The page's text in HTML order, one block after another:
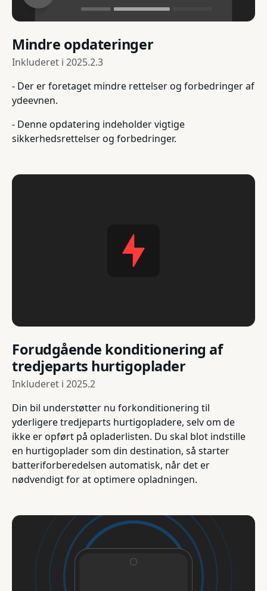
Mindre opdateringer
Inkluderet i 2025.2.3
- Der er foretaget mindre rettelser og forbedringer af
ydeevnen.
- Denne opdatering indeholder vigtige
sikkerhedsrettelser og forbedringer.
Forudgående konditionering af
tredjeparts hurtigoplader
Inkluderet i 2025.2
Din bil understøtter nu forkonditionering til
yderligere tredjeparts hurtigopladere, selv om de
ikke er opført på opladerlisten. Du skal blot indstille
en hurtigoplader som din destination, så starter
batteriforberedelsen automatisk, når det er
nødvendigt for at optimere opladningen.